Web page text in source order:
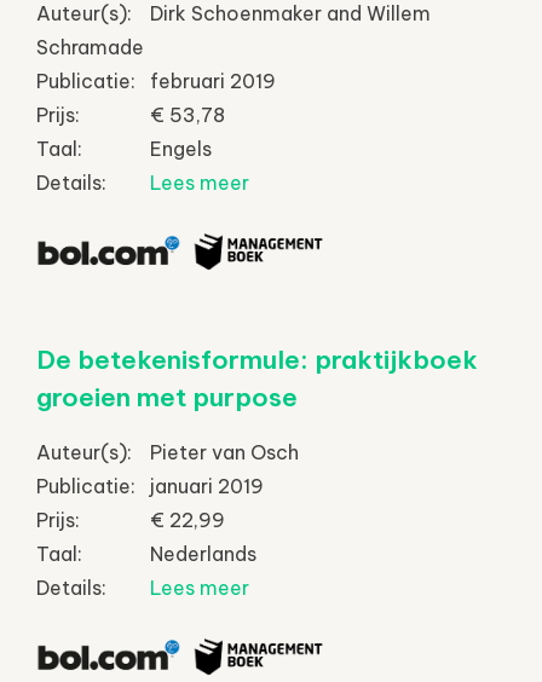
Auteur(s):
Dirk Schoenmaker and Willem
Schramade
Publicatie:
februari 2019
Prijs:
€ 53,78
Taal:
Engels
Details:
Lees meer
De betekenisformule: praktijkboek
groeien met purpose
Auteur(s):
Pieter van Osch
Publicatie:
januari 2019
Prijs:
€ 22,99
Taal:
Nederlands
Details:
Lees meer